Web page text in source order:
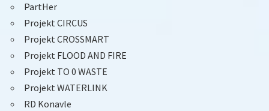
PartHer
Projekt CIRCUS
Projekt CROSSMART
Projekt FLOOD AND FIRE
Projekt TO 0 WASTE
Projekt WATERLINK
RD Konavle